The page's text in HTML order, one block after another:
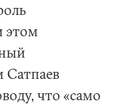
этом
Сатпаев
что «само